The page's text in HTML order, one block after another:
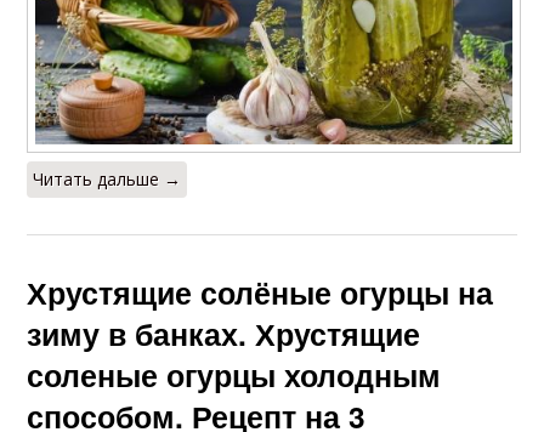
Читать дальше →
Хрустящие солёные огурцы на
зиму в банках. Хрустящие
соленые огурцы холодным
способом. Рецепт на 3